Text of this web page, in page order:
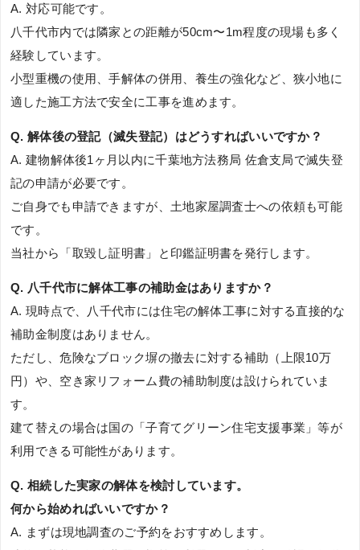
A. 対応可能です。
八千代市内では隣家との距離が50cm〜1m程度の現場も多く
経験しています。
小型重機の使用、手解体の併用、養生の強化など、狭小地に
適した施工方法で安全に工事を進めます。
Q. 解体後の登記（滅失登記）はどうすればいいですか？
A. 建物解体後1ヶ月以内に千葉地方法務局 佐倉支局で滅失登
記の申請が必要です。
ご自身でも申請できますが、土地家屋調査士への依頼も可能
です。
当社から「取毀し証明書」と印鑑証明書を発行します。
Q. 八千代市に解体工事の補助金はありますか？
A. 現時点で、八千代市には住宅の解体工事に対する直接的な
補助金制度はありません。
ただし、危険なブロック塀の撤去に対する補助（上限10万
円）や、空き家リフォーム費の補助制度は設けられていま
す。
建て替えの場合は国の「子育てグリーン住宅支援事業」等が
利用できる可能性があります。
Q. 相続した実家の解体を検討しています。
何から始めればいいですか？
A. まずは現地調査のご予約をおすすめします。